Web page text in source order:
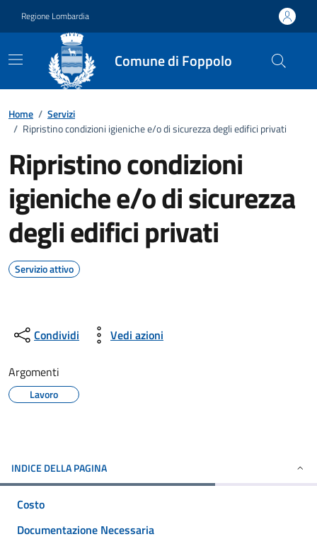
Regione Lombardia
Comune di Foppolo
Home / Servizi
/ Ripristino condizioni igieniche e/o di sicurezza degli edifici privati
Ripristino condizioni
igieniche e/o di sicurezza
degli edifici privati
Servizio attivo
Condividi Vedi azioni
Argomenti
Lavoro
INDICE DELLA PAGINA
Costo
Documentazione Necessaria